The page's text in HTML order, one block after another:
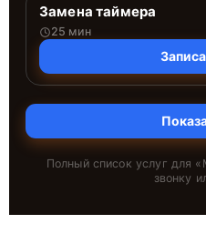
Замена таймера
25 мин
Полный список услуг для «
звонку